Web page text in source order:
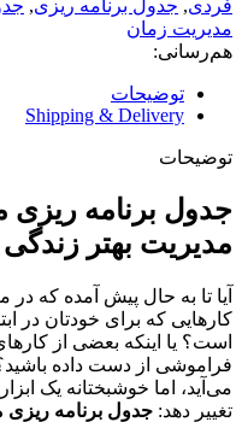
فردی, جدول برنامه ریزی,
مدیریت زمان
هم‌رسانی:
توضیحات
Shipping & Delivery
توضیحات
جدول برنامه ریزی
مدیریت بهتر زندگی
آیا تا به حال پیش آمده که در
کارهایی که برای خودتان در
است؟ یا اینکه بعضی از
فراموشی از دست داده
می‌آید، اما خوشبختانه یک
تغییر دهد: جدول برنامه ریزی